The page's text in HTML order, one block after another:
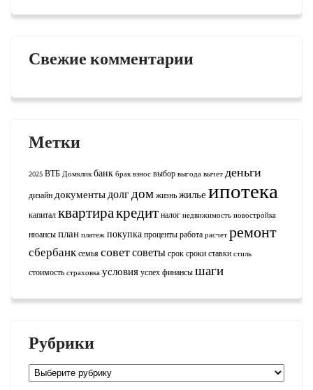
Свежие комментарии
Метки
2025 ВТБ Домклик банк брак взнос выбор выгода вычет деньги
дизайндокументыдолгдомжизньжилье ипотека
капиталквартиракредитналог недвижимость новостройка
нюансыплан платеж покупкапроцентыработа расчет ремонт
сбербанксемьясоветсоветысроксрокиставки стиль
стоимость страховка условияуспехфинансышаги
Рубрики
Рубрики